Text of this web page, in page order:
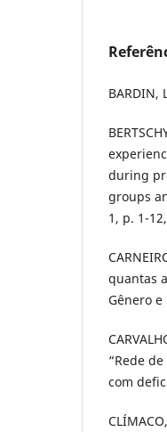
BARDIN,
during
groups
1, p. 1-
quantas
Gênero e
“Rede
com